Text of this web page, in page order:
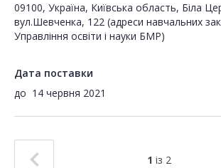
09100, Україна, Київська область, Біла
вул.Шевченка, 122 (адреси навчальних
Управління освіти і науки БМР)
Дата поставки
до 14 червня 2021
1 із 2